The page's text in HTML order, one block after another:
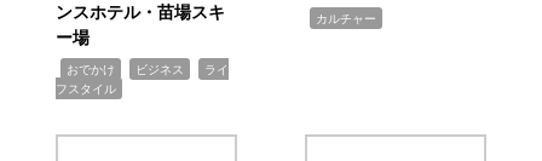
ンスホテル・苗場スキ
ー場
おでかけ ビジネス
ライ
フスタイル
カルチャー